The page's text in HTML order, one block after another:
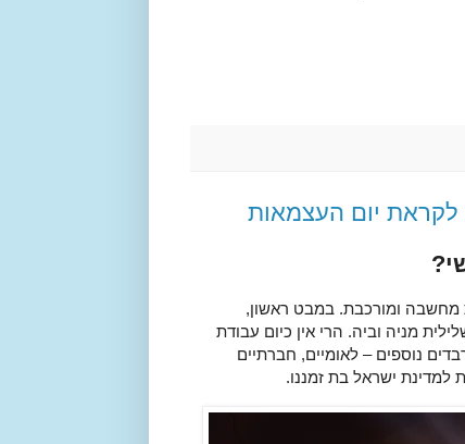
יום העצמאות
ומורכבת. במבט ראשון,
מניה וביה. הרי אין כיום עבודת
נוספים – לאומיים, חברתיים
למדינת ישראל בת זמננו.